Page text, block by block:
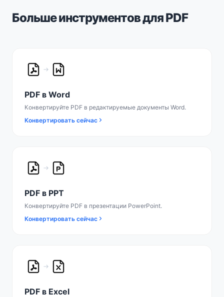
Больше инструментов для PDF
PDF в Word
Конвертируйте PDF в редактируемые документы Word.
Конвертировать сейчас
PDF в PPT
Конвертируйте PDF в презентации PowerPoint.
Конвертировать сейчас
PDF в Excel